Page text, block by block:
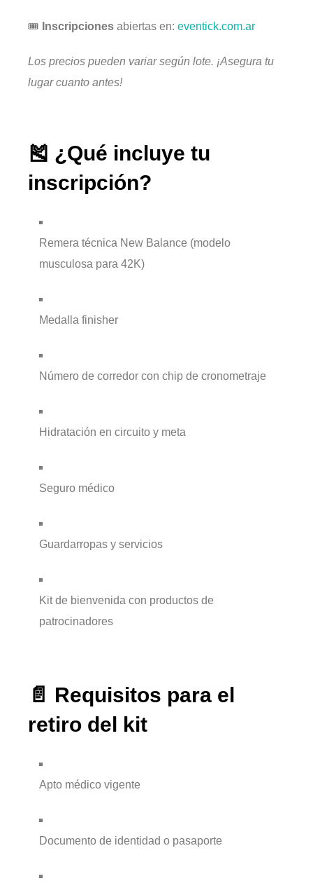
🎟️ Inscripciones abiertas en: eventick.com.ar
Los precios pueden variar según lote. ¡Asegura tu
lugar cuanto antes!
🎽 ¿Qué incluye tu
inscripción?
Remera técnica New Balance (modelo
musculosa para 42K)
Medalla finisher
Número de corredor con chip de cronometraje
Hidratación en circuito y meta
Seguro médico
Guardarropas y servicios
Kit de bienvenida con productos de
patrocinadores
📄 Requisitos para el
retiro del kit
Apto médico vigente
Documento de identidad o pasaporte